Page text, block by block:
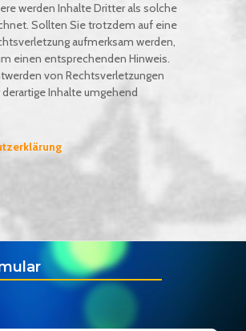
werden Inhalte Dritter als solche
Sollten Sie trotzdem auf eine
aufmerksam werden,
einen entsprechenden Hinweis.
von Rechtsverletzungen
Inhalte umgehend